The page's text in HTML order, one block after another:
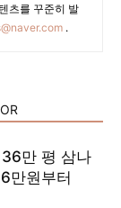
츠를 꾸준히 발
.
만 평 삼나
만원부터